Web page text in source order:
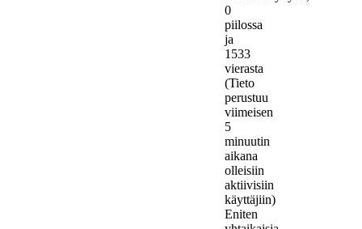
0
piilossa
ja
1533
vierasta
(Tieto
perustuu
viimeisen
5
minuutin
aikana
olleisiin
aktiivisiin
käyttäjiin)
Eniten